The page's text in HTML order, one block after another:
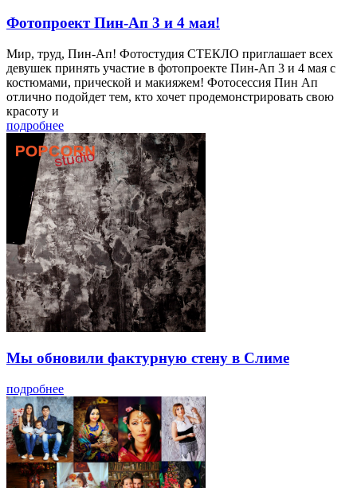
Фотопроект Пин-Ап 3 и 4 мая!
Мир, труд, Пин-Ап! Фотостудия СТЕКЛО приглашает всех
девушек принять участие в фотопроекте Пин-Ап 3 и 4 мая с
костюмами, прической и макияжем! Фотосессия Пин Ап
отлично подойдет тем, кто хочет продемонстрировать свою
красоту и
подробнее
Мы обновили фактурную стену в Слиме
подробнее